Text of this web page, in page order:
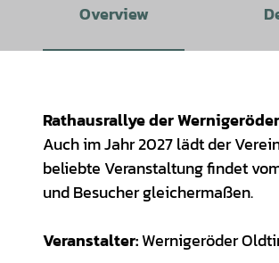
Overview
Rathausrallye der
Auch im Jahr 2027 lädt der
beliebte Veranstaltung findet
und Besucher gleichermaßen.
Veranstalter:Wernigeröder